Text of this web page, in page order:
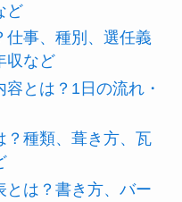
ど
仕事、種別、選任義
収など
とは？1日の流れ・
？種類、葺き方、瓦
とは？書き方、バー